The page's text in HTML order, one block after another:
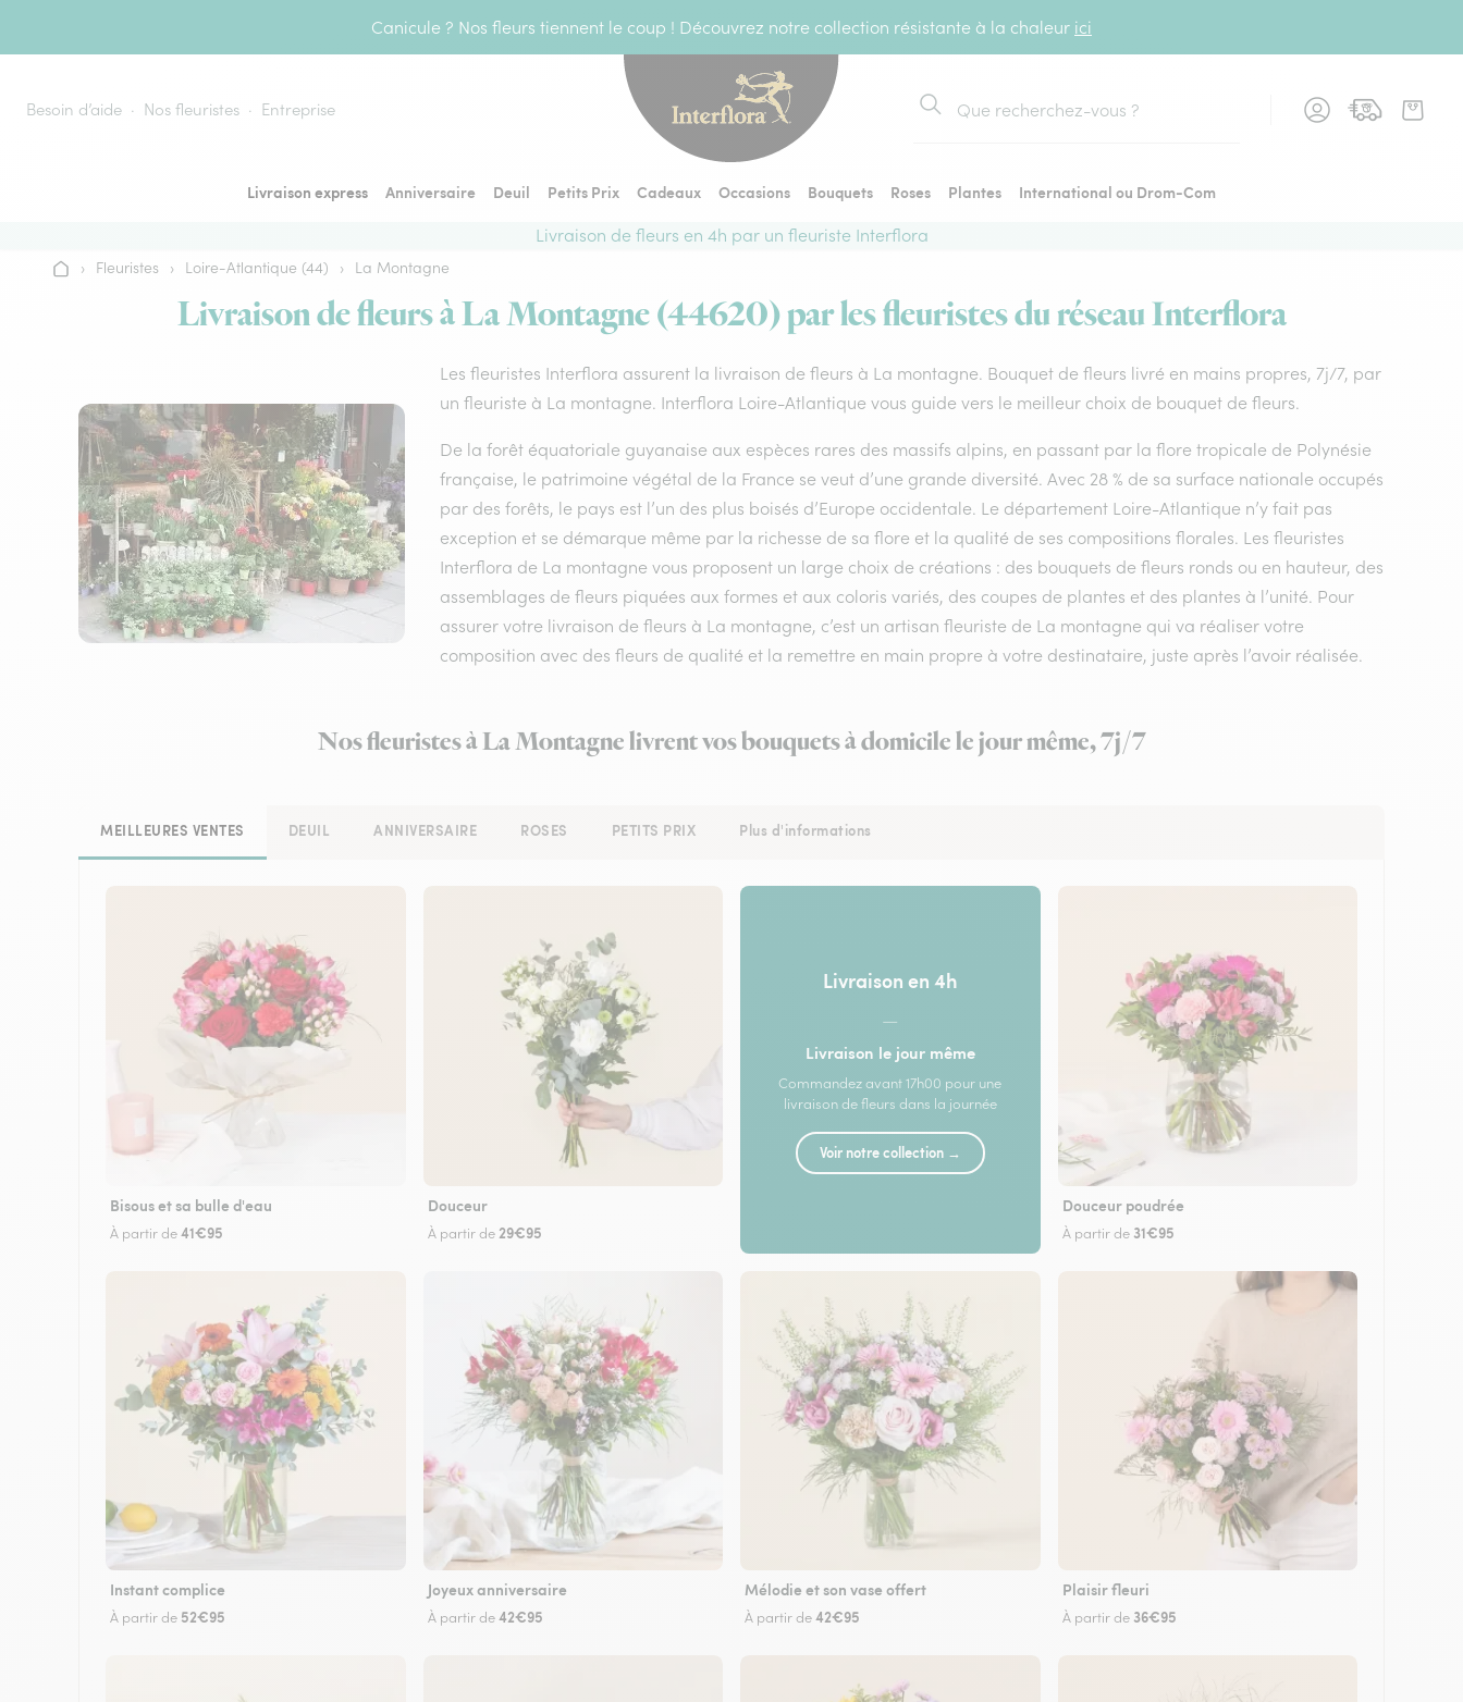
Canicule ? Nos fleurs tiennent le coup ! Découvrez notre collection résistante à la chaleur ici
Besoin d’aide Nos fleuristes Entreprise
Rechercher
Livraison express Anniversaire Deuil Petits Prix Cadeaux Occasions Bouquets Roses Plantes
International ou Drom-Com
Livraison de fleurs en 4h par un fleuriste Interflora
Accueil
› Fleuristes › Loire-Atlantique (44) › La Montagne
Livraison de fleurs à La Montagne (44620) par les fleuristes du réseau Interflora
Les fleuristes Interflora assurent la livraison de fleurs à La montagne. Bouquet de fleurs livré en mains propres, 7j/7, par
un fleuriste à La montagne. Interflora Loire-Atlantique vous guide vers le meilleur choix de bouquet de fleurs.
De la forêt équatoriale guyanaise aux espèces rares des massifs alpins, en passant par la flore tropicale de Polynésie
française, le patrimoine végétal de la France se veut d’une grande diversité. Avec 28 % de sa surface nationale occupés
par des forêts, le pays est l’un des plus boisés d’Europe occidentale. Le département Loire-Atlantique n’y fait pas
exception et se démarque même par la richesse de sa flore et la qualité de ses compositions florales. Les fleuristes
Interflora de La montagne vous proposent un large choix de créations : des bouquets de fleurs ronds ou en hauteur, des
assemblages de fleurs piquées aux formes et aux coloris variés, des coupes de plantes et des plantes à l’unité. Pour
assurer votre livraison de fleurs à La montagne, c’est un artisan fleuriste de La montagne qui va réaliser votre
composition avec des fleurs de qualité et la remettre en main propre à votre destinataire, juste après l’avoir réalisée.
Nos fleuristes à La Montagne livrent vos bouquets à domicile le jour même, 7j/7
MEILLEURES VENTES DEUIL ANNIVERSAIRE ROSES PETITS PRIX Plus d'informations
Bisous et sa bulle d'eau
À partir de41€95
Douceur
À partir de 29€95
Livraison en 4h
—
Livraison le jour même
Commandez avant 17h00 pour une
livraison de fleurs dans la journée
Voir notre collection →
Douceur poudrée
À partir de 31€95
Instant complice
À partir de 52€95
Joyeux anniversaire
À partir de42€95
Mélodie et son vase offert
À partir de42€95
Plaisir fleuri
À partir de 36€95